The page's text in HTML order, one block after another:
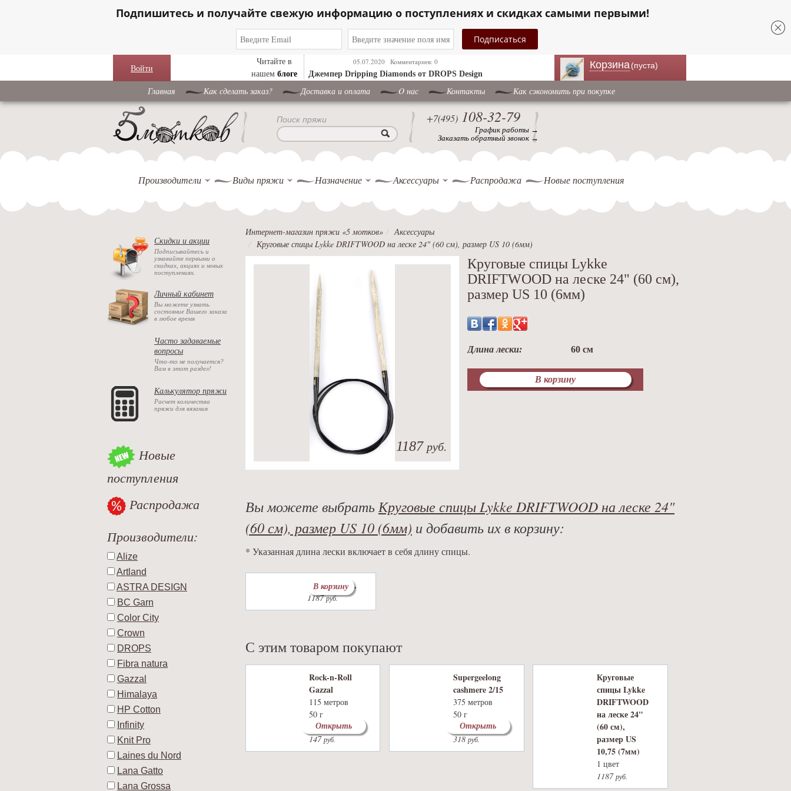
Подпишитесь и получайте свежую информацию о поступлениях и скидках самыми первыми!
Войти
Читайте в
нашем блоге
05.07.2020
Комментариев: 0
Джемпер ​Dripping Diamonds от DROPS Design
Корзина(пуста)
Главная Как сделать заказ? Доставка и оплата O нас Контакты Как сэкономить при покупке
Поиск пряжи +7(495) 108-32-79
График работы →
Заказать обратный звонок →
Производители Виды пряжи Назначение Аксессуары Распродажа Новые поступления
Скидки и акции
Подписывайтесь и
узнавайте первыми о
скидках, акциях и новых
поступлениях.
Личный кабинет
Вы можете узнать
состояние Вашего заказа
в любое время
Часто задаваемые
вопросы
Что-то не получается?
Вам в этот раздел!
Калькулятор пряжи
Расчет количества
пряжи для вязания
Новые
поступления
Распродажа
Производители:
Alize
Artland
ASTRA DESIGN
BC Garn
Color City
Crown
DROPS
Fibra natura
Gazzal
Himalaya
HP Cotton
Infinity
Knit Pro
Laines du Nord
Lana Gatto
Lana Grossa
Интернет-магазин пряжи «5 мотков»
Аксессуары
Круговые спицы Lykke DRIFTWOOD на леске 24" (60 см), размер US 10 (6мм)
1187 руб.
Круговые спицы Lykke
DRIFTWOOD на леске 24" (60 см),
размер US 10 (6мм)
Длина лески: 60 см
В корзину
Вы можете выбрать Круговые спицы Lykke DRIFTWOOD на леске 24"
(60 см), размер US 10 (6мм) и добавить их в корзину:
* Указанная длина лески включает в себя длину спицы.
Леска: 60 см.
1187руб.
В корзину
С этим товаром покупают
Rock-n-Roll
Gazzal
115 метров
50 г
13 цветов
147руб.
Открыть
Supergeelong
cashmere 2/15
375 метров
50 г
0 цветов
318руб.
Открыть
Круговые
спицы Lykke
DRIFTWOOD
на леске 24"
(60 см),
размер US
10,75 (7мм)
1 цвет
1187руб.